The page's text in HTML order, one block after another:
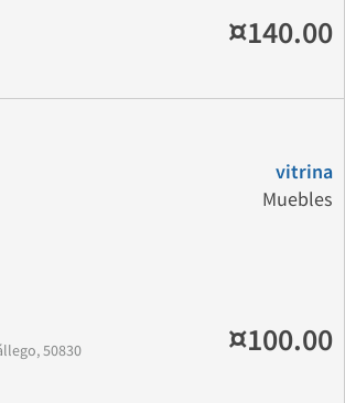
¤140.00
vitrina
Muebles
50830
¤100.00